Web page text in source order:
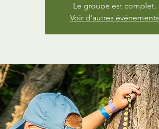
Le groupe est complet.
Voir d'autres événements